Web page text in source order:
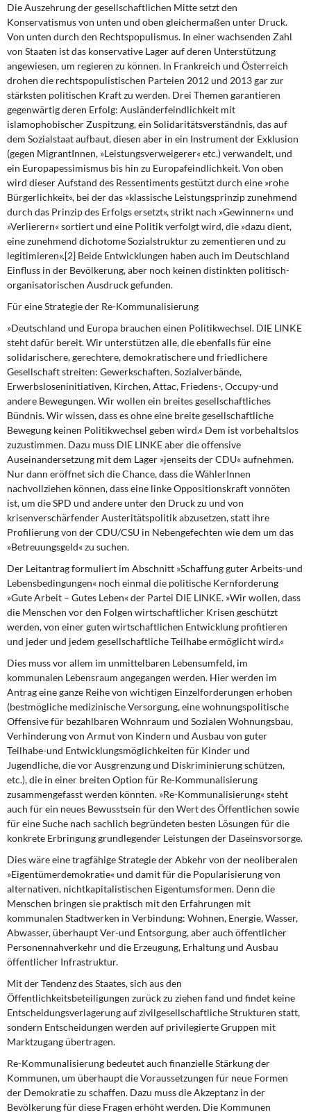
Die Auszehrung der gesellschaftlichen Mittesetzt den
Konservatismus von unten und oben gleichermaßen unter Druck.
Von unten durch den Rechtspopulismus. In einer wachsenden Zahl
von Staaten ist das konservative Lager auf deren Unterstützung
angewiesen, um regieren zu können. In Frankreich und Österreich
drohen die rechtspopulistischen Parteien 2012 und 2013 gar zur
stärksten politischen Kraft zu werden. Drei Themen garantieren
gegenwärtig deren Erfolg: Ausländerfeindlichkeit mit
islamophobischer Zuspitzung, ein Solidaritätsverständnis, das auf
dem Sozialstaat aufbaut, diesen aber in ein Instrument der Exklusion
(gegen MigrantInnen, »Leistungsverweigerer« etc.) verwandelt, und
ein Europapessimismus bis hin zu Europafeindlichkeit. Von oben
wird dieser Aufstand des Ressentiments gestützt durch eine »rohe
Bürgerlichkeit«, bei der das »klassische Leistungsprinzip zunehmend
durch das Prinzip des Erfolgs ersetzt«, strikt nach »Gewinnern« und
»Verlierern« sortiert und eine Politik verfolgt wird, die »dazu dient,
eine zunehmend dichotome Sozialstruktur zu zementieren und zu
legitimieren«.[2] Beide Entwicklungen haben auch im Deutschland
Einfluss in der Bevölkerung, aber noch keinen distinkten politisch-
organisatorischen Ausdruck gefunden.
Für eine Strategie der Re-Kommunalisierung
»Deutschland und Europa brauchen einen Politikwechsel. DIE LINKE
steht dafür bereit. Wir unterstützen alle, die ebenfalls für eine
solidarischere, gerechtere, demokratischere und friedlichere
Gesellschaft streiten: Gewerkschaften, Sozialverbände,
Erwerbsloseninitiativen, Kirchen, Attac, Friedens-, Occupy-und
andere Bewegungen. Wir wollen ein breites gesellschaftliches
Bündnis. Wir wissen, dass es ohne eine breite gesellschaftliche
Bewegung keinen Politikwechsel geben wird.« Dem ist vorbehaltslos
zuzustimmen. Dazu muss DIE LINKE aber die offensive
Auseinandersetzung mit dem Lager »jenseits der CDU« aufnehmen.
Nur dann eröffnet sich die Chance, dass die WählerInnen
nachvollziehen können, dass eine linke Oppositionskraft vonnöten
ist, um die SPD und andere unter den Druck zu und von
krisenverschärfender Austeritätspolitik abzusetzen, statt ihre
Profilierung von der CDU/CSU in Nebengefechten wie dem um das
»Betreuungsgeld« zu suchen.
Der Leitantrag formuliert im Abschnitt »Schaffung guter Arbeits-und
Lebensbedingungen« noch einmal die politische Kernforderung
»Gute Arbeit – Gutes Leben« der Partei DIE LINKE. »Wir wollen, dass
die Menschen vor den Folgen wirtschaftlicher Krisen geschützt
werden, von einer guten wirtschaftlichen Entwicklung profitieren
und jeder und jedem gesellschaftliche Teilhabe ermöglicht wird.«
Dies muss vor allem im unmittelbaren Lebensumfeld, im
kommunalen Lebensraum angegangen werden. Hier werden im
Antrag eine ganze Reihe von wichtigen Einzelforderungen erhoben
(bestmögliche medizinische Versorgung, eine wohnungspolitische
Offensive für bezahlbaren Wohnraum und Sozialen Wohnungsbau,
Verhinderung von Armut von Kindern und Ausbau von guter
Teilhabe-und Entwicklungsmöglichkeiten für Kinder und
Jugendliche, die vor Ausgrenzung und Diskriminierung schützen,
etc.), die in einer breiten Option für Re-Kommunalisierung
zusammengefasst werden könnten. »Re-Kommunalisierung« steht
auch für ein neues Bewusstsein für den Wert des Öffentlichen sowie
für eine Suche nach sachlich begründeten besten Lösungen für die
konkrete Erbringung grundlegender Leistungen der Daseinsvorsorge.
Dies wäre eine tragfähige Strategieder Abkehr von der neoliberalen
»Eigentümerdemokratie« und damit für die Popularisierung von
alternativen, nichtkapitalistischen Eigentumsformen. Denn die
Menschen bringen sie praktisch mit den Erfahrungen mit
kommunalen Stadtwerken in Verbindung: Wohnen, Energie, Wasser,
Abwasser, überhaupt Ver-und Entsorgung, aber auch öffentlicher
Personennahverkehr und die Erzeugung, Erhaltung und Ausbau
öffentlicher Infrastruktur.
Mit der Tendenz des Staates,sich aus den
Öffentlichkeitsbeteiligungen zurück zu ziehen fand und findet keine
Entscheidungsverlagerung auf zivilgesellschaftliche Strukturen statt,
sondern Entscheidungen werden auf privilegierte Gruppen mit
Marktzugang übertragen.
Re-Kommunalisierung bedeutet auch finanzielle Stärkungder
Kommunen, um überhaupt die Voraussetzungen für neue Formen
der Demokratie zu schaffen. Dazu muss die Akzeptanz in der
Bevölkerung für diese Fragen erhöht werden. Die Kommunen